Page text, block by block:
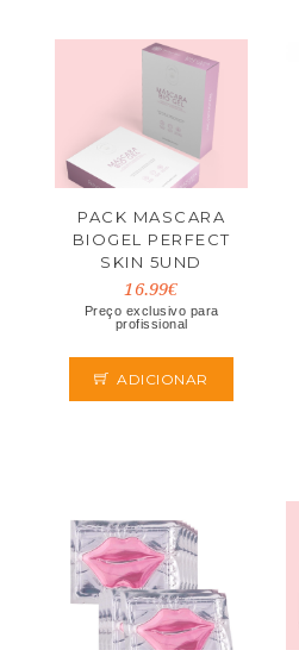
PACK MASCARA
BIOGEL PERFECT
SKIN 5UND
16.99€
Preço exclusivo para
profissional
ADICIONAR